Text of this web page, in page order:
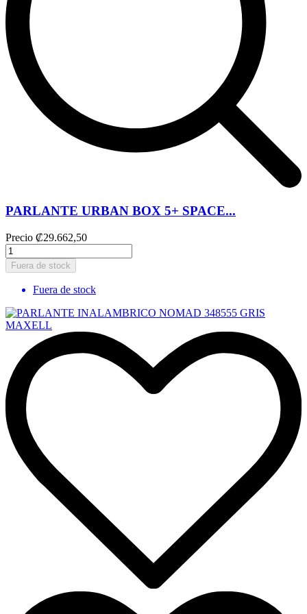
PARLANTE URBAN BOX 5+ SPACE...
Precio ₡29.662,50
Fuera de stock
Fuera de stock